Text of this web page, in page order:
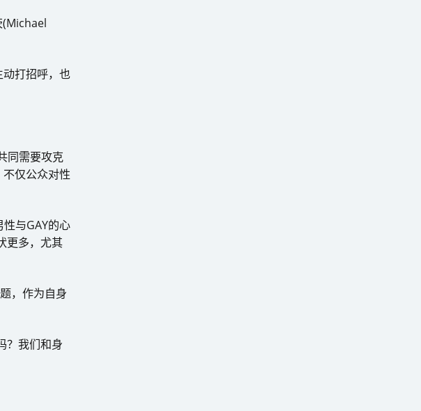
(Michael
打招呼，也
同需要攻克
仅公众对性
与GAY的心
更多，尤其
，作为自身
？我们和身